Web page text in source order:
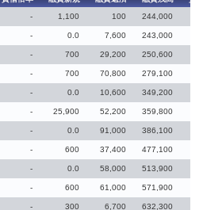
- 1,100 100 244,000
- 0.0 7,600 243,000
- 700 29,200 250,600
- 700 70,800 279,100
- 0.0 10,600 349,200
- 25,900 52,200 359,800
- 0.0 91,000 386,100
- 600 37,400 477,100
- 0.0 58,000 513,900
- 600 61,000 571,900
- 300 6,700 632,300